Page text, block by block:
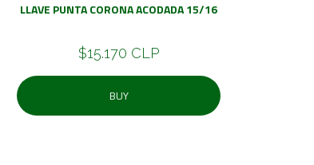
LLAVE PUNTA CORONA ACODADA 15/16
$15.170 CLP
BUY